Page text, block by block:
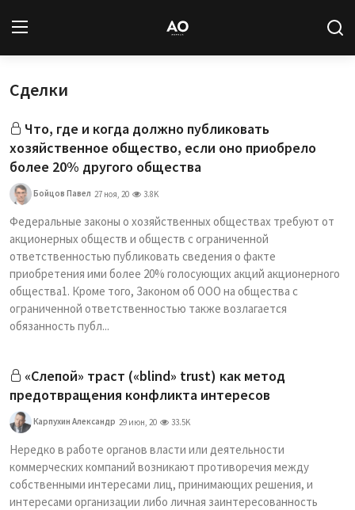
Вход
Новости
Статьи
Архив
База знаний
Подписка
Сделки
Что, где и когда должно публиковать
хозяйственное общество, если оно приобрело
более 20% другого общества
Бойцов Павел 27 ноя, 20 3.8K
Федеральные законы о хозяйственных обществах требуют от
акционерных обществ и обществ с ограниченной
ответственностью публиковать сведения о факте
приобретения ими более 20% голосующих акций акционерного
общества1. Кроме того, Законом об ООО на общества с
ограниченной ответственностью также возлагается
обязанность публ...
«Слепой» траст («blind» trust) как метод
предотвращения конфликта интересов
Карпухин Александр 29 июн, 20 33.5K
Нередко в работе органов власти или деятельности
коммерческих компаний возникают противоречия между
собственными интересами лиц, принимающих решения, и
интересами организации либо личная заинтересованность